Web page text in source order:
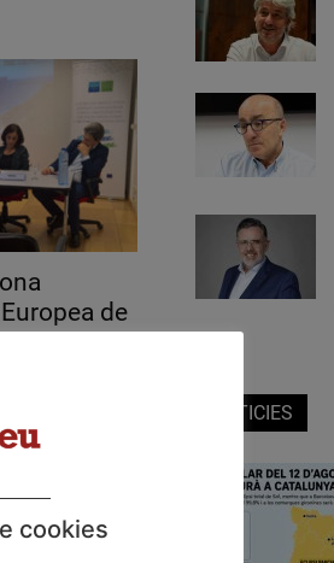
de
NOTICIES
cookies